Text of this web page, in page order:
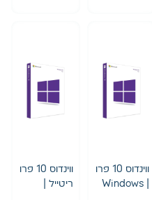
ווינדוס 10 פרו
| Windows
ווינדוס 10 פרו
ריטייל |